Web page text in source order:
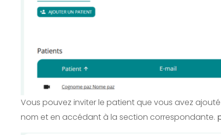
Vous pouvez inviter le patient que vous avez
nom et en accédant à la section correspondante.